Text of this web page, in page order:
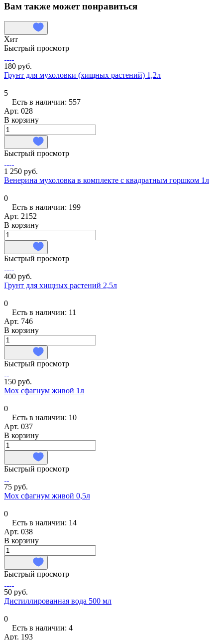
Вам также может понравиться
Хит
Быстрый просмотр
180 руб.
Грунт для мухоловки (хищных растений) 1,2л
5
Есть в наличии: 557
Арт. 028
В корзину
Быстрый просмотр
1 250 руб.
Венерина мухоловка в комплекте с квадратным горшком 1л
0
Есть в наличии: 199
Арт. 2152
В корзину
Быстрый просмотр
400 руб.
Грунт для хищных растений 2,5л
0
Есть в наличии: 11
Арт. 746
В корзину
Быстрый просмотр
150 руб.
Мох сфагнум живой 1л
0
Есть в наличии: 10
Арт. 037
В корзину
Быстрый просмотр
75 руб.
Мох сфагнум живой 0,5л
0
Есть в наличии: 14
Арт. 038
В корзину
Быстрый просмотр
50 руб.
Дистиллированная вода 500 мл
0
Есть в наличии: 4
Арт. 193